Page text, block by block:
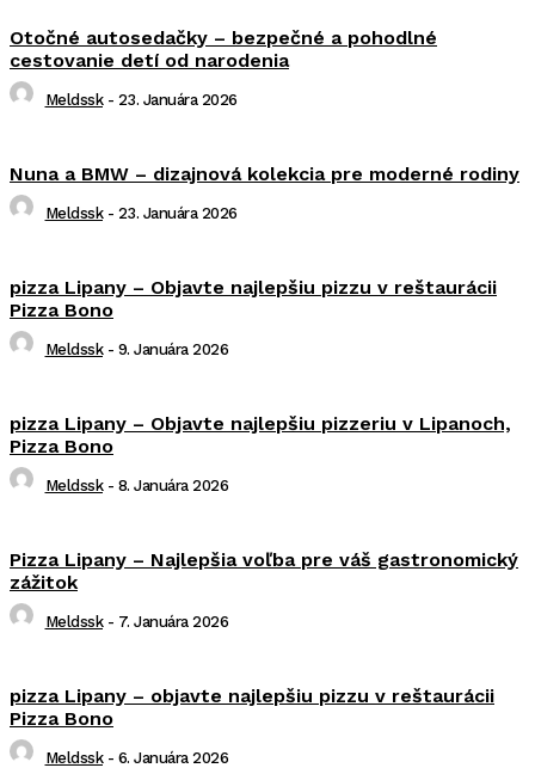
Otočné autosedačky – bezpečné a pohodlné
cestovanie detí od narodenia
Meldssk - 23. Januára 2026
Nuna a BMW – dizajnová kolekcia pre moderné rodiny
Meldssk - 23. Januára 2026
pizza Lipany – Objavte najlepšiu pizzu v reštaurácii
Pizza Bono
Meldssk - 9. Januára 2026
pizza Lipany – Objavte najlepšiu pizzeriu v Lipanoch,
Pizza Bono
Meldssk - 8. Januára 2026
Pizza Lipany – Najlepšia voľba pre váš gastronomický
zážitok
Meldssk - 7. Januára 2026
pizza Lipany – objavte najlepšiu pizzu v reštaurácii
Pizza Bono
Meldssk - 6. Januára 2026